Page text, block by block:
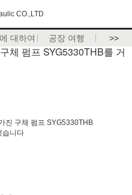
CO.,LTD
대하여 공장 여행 >>
체 펌프 SYG5330THB를 거